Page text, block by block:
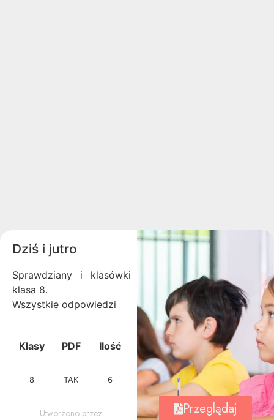
Dziś i jutro
Sprawdziany i klasówki
klasa 8.
Wszystkie odpowiedzi
Klasy PDF Ilość
8 TAK 6
Utworzono przez: Przeglądaj